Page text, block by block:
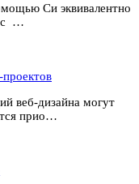
Си эквивалентно
…
проектов
веб-дизайна могут
прио…